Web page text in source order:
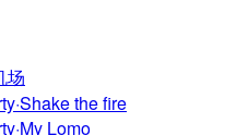
场
the fire
Lomo